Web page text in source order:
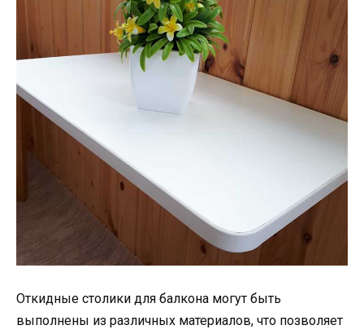
Откидные столики для балкона могут быть
выполнены из различных материалов, что позволяет